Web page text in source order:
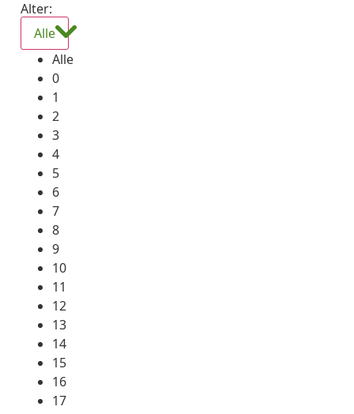
Alter:
Alle
Alle
0
1
2
3
4
5
6
7
8
9
10
11
12
13
14
15
16
17